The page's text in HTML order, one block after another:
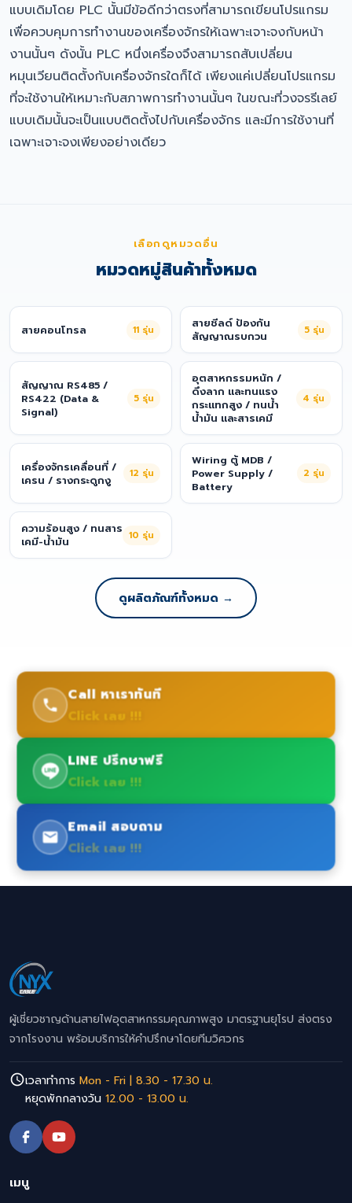
แบบเดิมโดย PLC นั้นมีข้อดีกว่าตรงที่สามารถเขียนโปรแกรม
เพื่อควบคุมการทำงานของเครื่องจักรให้เฉพาะเจาะจงกับหน้า
งานนั้นๆ ดังนั้น PLC หนึ่งเครื่องจึงสามารถสับเปลี่ยน
หมุนเวียนติดตั้งกับเครื่องจักรใดก็ได้ เพียงแค่เปลี่ยนโปรแกรม
ที่จะใช้งานให้เหมาะกับสภาพการทำงานนั้นๆ ในขณะที่วงจรรีเลย์
แบบเดิมนั้นจะเป็นแบบติดตั้งไปกับเครื่องจักร และมีการใช้งานที่
เฉพาะเจาะจงเพียงอย่างเดียว
เลือกดูหมวดอื่น
หมวดหมู่สินค้าทั้งหมด
สายคอนโทรล 11 รุ่น
สายชีลด์ ป้องกัน
สัญญาณรบกวน
5 รุ่น
สัญญาณ RS485 /
RS422 (Data &
Signal)
5 รุ่น
อุตสาหกรรมหนัก /
ดึงลาก และทนแรง
กระแทกสูง / ทนน้ำ
น้ำมัน และสารเคมี
4 รุ่น
เครื่องจักรเคลื่อนที่ /
เครน / รางกระดูกงู
12 รุ่น
Wiring ตู้ MDB /
Power Supply /
Battery
2 รุ่น
ความร้อนสูง / ทนสาร
เคมี-น้ำมัน
10 รุ่น
ดูผลิตภัณฑ์ทั้งหมด →
Call หาเราทันที
Click เลย !!!
LINE ปรึกษาฟรี
Click เลย !!!
Email สอบถาม
Click เลย !!!
ผู้เชี่ยวชาญด้านสายไฟอุตสาหกรรมคุณภาพสูง มาตรฐานยุโรป ส่งตรง
จากโรงงาน พร้อมบริการให้คำปรึกษาโดยทีมวิศวกร
เวลาทำการ Mon - Fri | 8.30 - 17.30 น.
หยุดพักกลางวัน 12.00 - 13.00 น.
เมนู